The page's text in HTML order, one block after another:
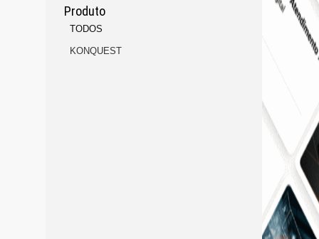
Produto
KONQUEST
TODOS